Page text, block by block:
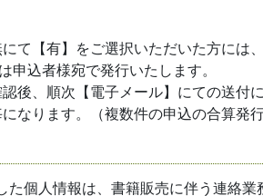
て【有】をご選択いただいた方には
込者様宛で発行いたします。
後、順次【電子メール】にての送付
なります。（複数件の申込の合算発
た個人情報は、書籍販売に伴う連絡